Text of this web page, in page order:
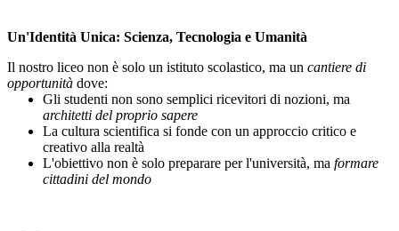
Un'Identità Unica: Scienza, Tecnologia e Umanità
Il nostro liceo non è solo un istituto scolastico, ma un cantiere di
opportunità dove:
Gli studenti non sono semplici ricevitori di nozioni, ma
architetti del proprio sapere
La cultura scientifica si fonde con un approccio critico e
creativo alla realtà
L'obiettivo non è solo preparare per l'università, ma formare
cittadini del mondo